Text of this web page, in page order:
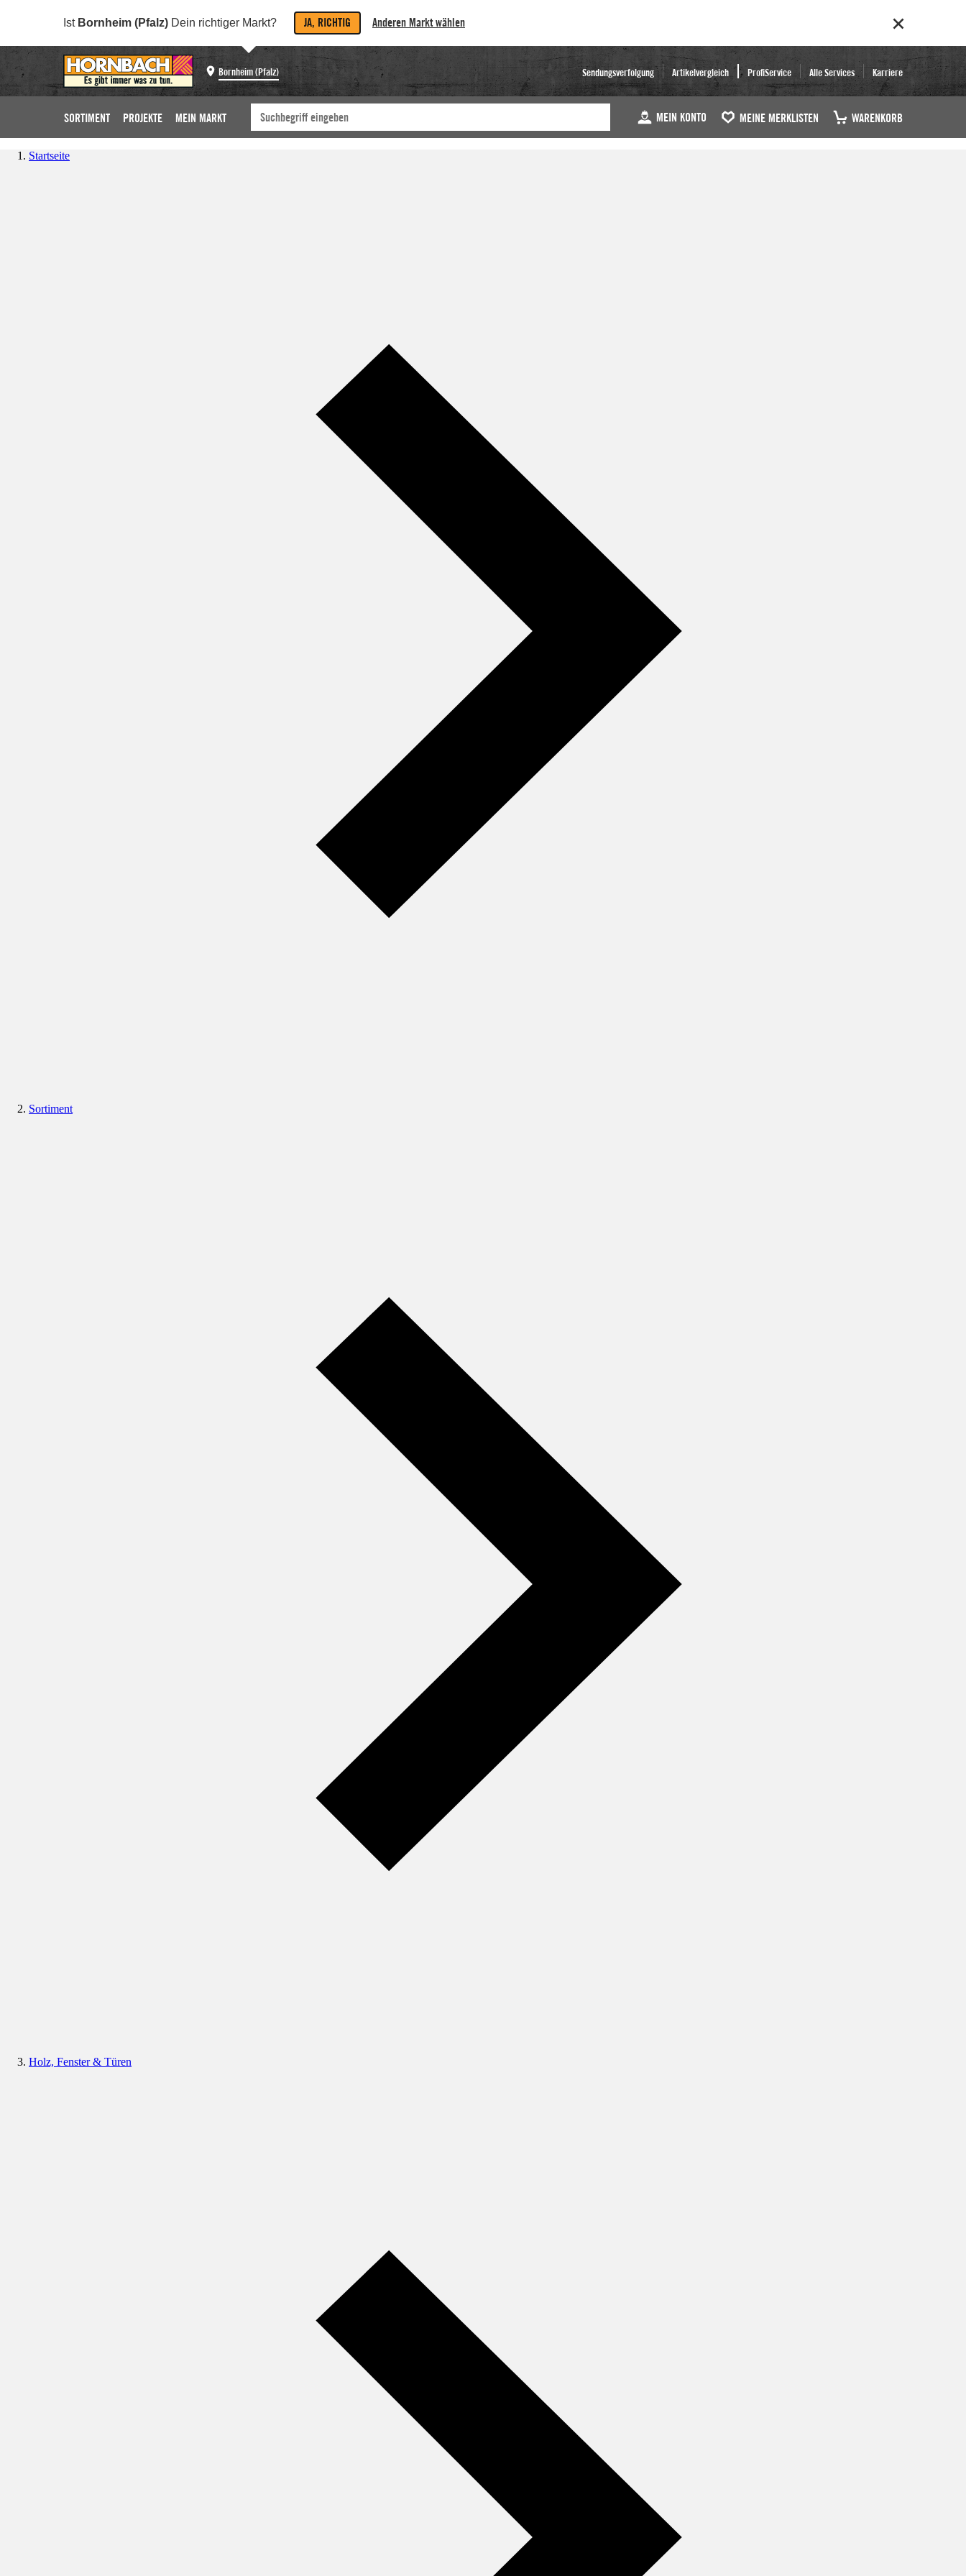
Ist Bornheim (Pfalz) Dein richtiger Markt? JA, RICHTIG Anderen Markt wählen
Bornheim (Pfalz) Sendungsverfolgung Artikelvergleich ProfiService Alle Services Karriere
SORTIMENT PROJEKTE MEIN MARKT MEIN KONTO MEINE MERKLISTEN WARENKORB
Startseite
Sortiment
Holz, Fenster & Türen